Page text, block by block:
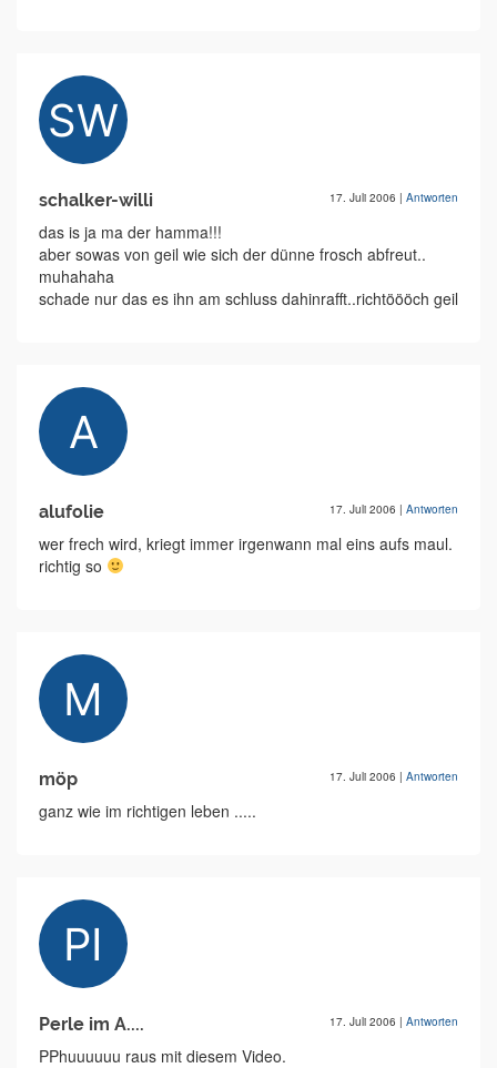
schalker-willi 17. Juli 2006 | Antworten
das is ja ma der hamma!!!
aber sowas von geil wie sich der dünne frosch abfreut..
muhahaha
schade nur das es ihn am schluss dahinrafft..richtöööch geil
alufolie 17. Juli 2006 | Antworten
wer frech wird, kriegt immer irgenwann mal eins aufs maul.
richtig so
möp 17. Juli 2006 | Antworten
ganz wie im richtigen leben .....
Perle im A.... 17. Juli 2006 | Antworten
PPhuuuuuu raus mit diesem Video.